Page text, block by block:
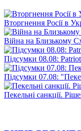
Вторгнення Росії в
Війна на Близькому
Підсумки 08.08:
Підсумки 07.08:
Пекельні санкції.